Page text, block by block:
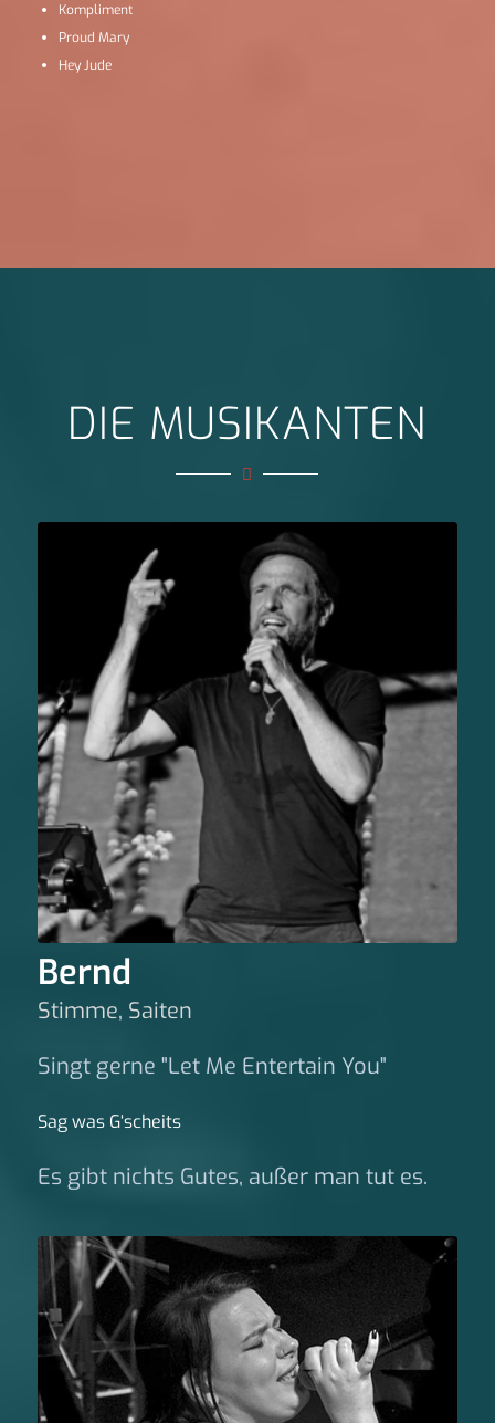
Kompliment
Proud Mary
Hey Jude
DIE MUSIKANTEN
Bernd
Stimme, Saiten
Singt gerne "Let Me Entertain You"
Sag was G‘scheits
Es gibt nichts Gutes, außer man tut es.